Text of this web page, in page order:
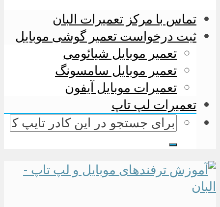
تماس با مرکز تعمیرات البان
ثبت درخواست تعمیر گوشی موبایل
تعمیر موبایل شیائومی
تعمیر موبایل سامسونگ
تعمیرات موبایل آیفون
تعمیرات لپ تاپ